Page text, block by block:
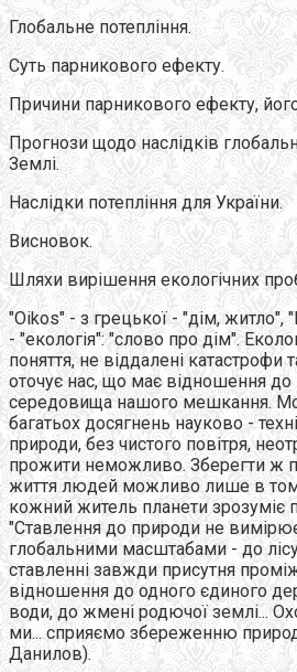
Глобальне потепління.
Суть парникового ефекту.
Причини парникового ефекту,
Прогнози щодо наслідків
Землі.
Наслідки потепління для України.
Висновок.
Шляхи вирішення екологічних
"Oikos" - з грецької - "дім, житло",
- "екологія": "слово про дім".
поняття, не віддалені катастрофи
оточує нас, що має відношення
середовища нашого мешкання.
багатьох досягнень науково -
природи, без чистого повітря,
прожити неможливо. Зберегти ж
життя людей можливо лише в
кожний житель планети зрозуміє
"Ставлення до природи не
глобальними масштабами - до
ставленні завжди присутня
відношення до одного єдиного
води, до жмені родючої землі...
ми... сприяємо збереженню
Данилов).